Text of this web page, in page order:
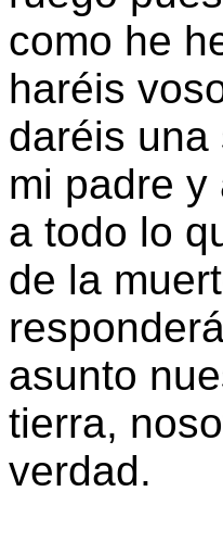
como he
haréis
daréis
mi padre y
a todo lo
de la
asunto
tierra,
verdad.